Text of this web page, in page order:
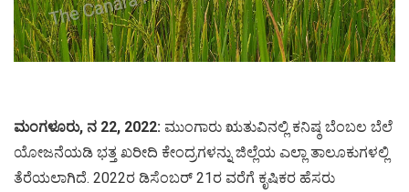
ಮಂಗಳೂರು, ನ 22, 2022: ಮುಂಗಾರು ಋತುವಿನಲ್ಲಿ ಕನಿಷ್ಠ ಬೆಂಬಲ ಬೆಲೆ
ಯೋಜನೆಯಡಿ ಭತ್ತ ಖರೀದಿ ಕೇಂದ್ರಗಳನ್ನು ಜಿಲ್ಲೆಯ ಎಲ್ಲಾ ತಾಲೂಕುಗಳಲ್ಲಿ
ತೆರೆಯಲಾಗಿದೆ. 2022ರ ಡಿಸೆಂಬರ್ 21ರ ವರೆಗೆ ಕೃಷಿಕರ ಹೆಸರು